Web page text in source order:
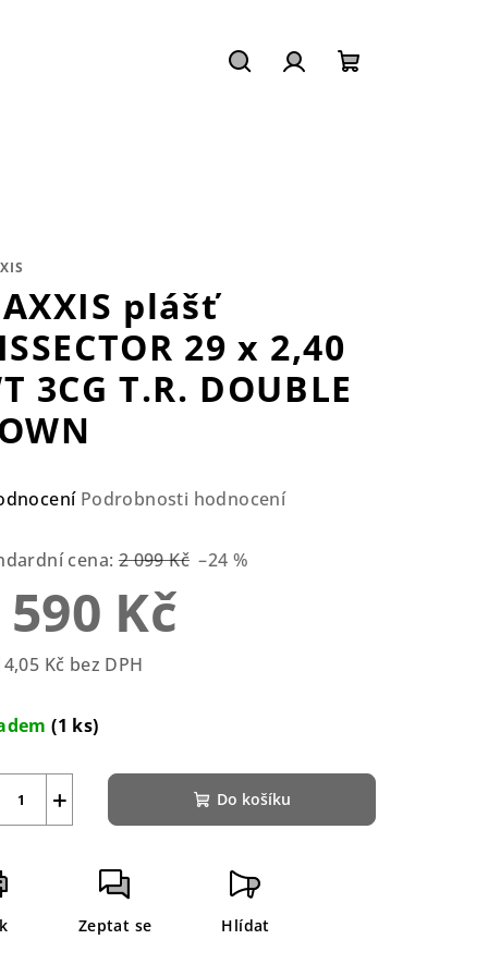
plášť
29 x 2,40
3CG T.R. DOUBLE
Podrobnosti hodnocení
cena: 2 099 Kč –24 %
590 Kč
Kč bez DPH
(1 ks)
+ Do košíku
Zeptat se Hlídat